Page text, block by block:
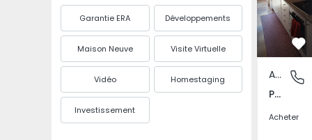
Garantie ERA Développements
Maison Neuve Visite Virtuelle
Vidéo Homestaging
Investissement
Appartement
Pedrouços, Porto
Acheter